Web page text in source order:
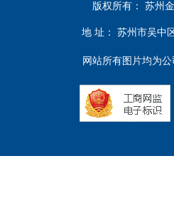
版权所有： 苏州
地 址： 苏州市吴
网站所有图片均为